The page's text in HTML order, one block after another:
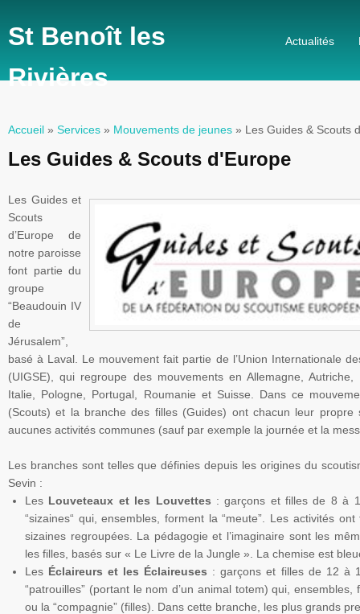
St Benoît les
Rivières
Actualités
Vous êtes ici
Accueil » Services » Mouvements de jeunes » Les Guides & Scouts
Les Guides & Scouts d'Europe
Les Guides et
Scouts
d’Europe de
notre paroisse
font partie du
groupe
“Beaudouin IV
de
Jérusalem”
basé à Laval . Le mouvement fait partie de l’Union Internationale
(UIGSE), qui regroupe des mouvements en Allemagne,
Italie, Pologne , Portugal, Roumanie et Suisse. Dans ce
(Scouts) et la branche des filles (Guides) ont chacun leur propre
aucunes activités communes (sauf par exemple la journée et la
Les branches sont telles que définies depuis les origines du
Sevin :
Les Louveteaux et les Louvettes : garçons et filles de 8 à
“sizaines“ qui, ensembles, forment la “meute”. Les activités
sizaines regroupées. La pédagogie et l’imaginaire sont les
les filles, basés sur « Le Livre de la Jungle ». La chemise est
Les Éclaireurs et les Éclaireuses : garçons et filles de 12 à
“patrouilles” (portant le nom d’un animal totem) qui, ensembles,
ou la “compagnie” (filles). Dans cette branche, les plus grands